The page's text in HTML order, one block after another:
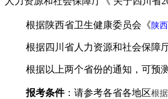
根据陕西省卫生健康委员会《陕
根据四川省人力资源和社会保障
根据以上两个省份的通知，可预测
报考条件：请参考各省各地区根